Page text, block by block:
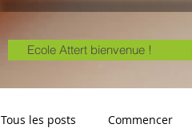
Ecole Attert bienvenue !
Tous les posts Commencer